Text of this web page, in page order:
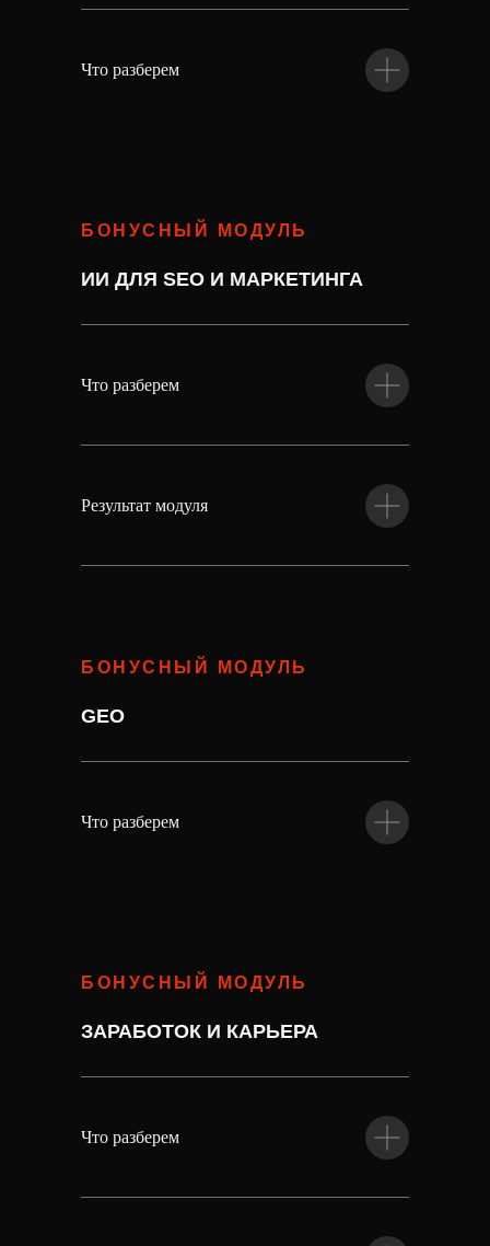
Что разберем
БОНУСНЫЙ МОДУЛЬ
ИИ ДЛЯ SEO И МАРКЕТИНГА
Что разберем
Результат модуля
БОНУСНЫЙ МОДУЛЬ
GEO
Что разберем
БОНУСНЫЙ МОДУЛЬ
ЗАРАБОТОК И КАРЬЕРА
Что разберем